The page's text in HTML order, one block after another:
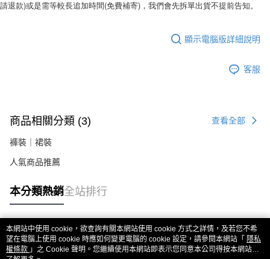
２．關於個人資料處理事宜，請瀏覽以下網址：
３．未成年的使用者請事先徵得法定代理人或監護人之同意方可使用
「AFTEE先享後付」，若未經同意申辦者引起之損失，本公司不負相關責
４．使用「AFTEE先享後付」時，將依據個別帳號之用戶狀況，依本公司即
時審查核予不同之上限額度；若仍有額度不足之情形，本公司將視審查結果
請退款)或是需等較長追加時間(免費補寄)，我們會先拆單出貨不提前告知。
顯示電腦版詳細說明
客服
商品相關分類 (3) 查看全部
褲裝｜裙裝
人氣商品推薦
本分類熱銷全站排行
熱門標籤
本網站中使用 cookie，欲查詢有關本網站使用 cookie 方式之詳情，及若您不希
望在電腦上使用 cookie 時應如何變更電腦的 cookie 設定，請參閱本網站「 隱私
權條款 」之 Cookie 聲明。您繼續使用本網站即表示您同意本公司得按本網站使